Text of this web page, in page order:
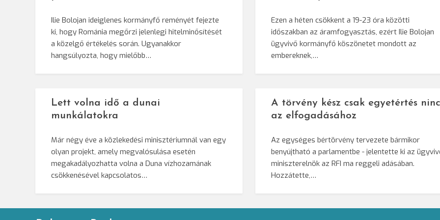
Ilie Bolojan ideiglenes kormányfő reményét fejezte
ki, hogy Románia megőrzi jelenlegi hitelminősítését
a közelgő értékelés során. Ugyanakkor
hangsúlyozta, hogy mielőbb…
Ezen a héten csökkent a 19-23 óra közötti
időszakban az áramfogyasztás, ezért Ilie Bolojan
ügyvivő kormányfő köszönetet mondott az
embereknek,…
Lett volna idő a dunai
munkálatokra
Már négy éve a közlekedési minisztériumnál van egy
olyan projekt, amely megvalósulása esetén
megakadályozhatta volna a Duna vízhozamának
csökkenésével kapcsolatos…
A törvény kész csak egyetértés
az elfogadásához
Az egységes bértörvény tervezete bármikor
benyújtható a parlamentbe - jelentette ki az
miniszterelnök az RFI ma reggeli adásában.
Hozzátette,…